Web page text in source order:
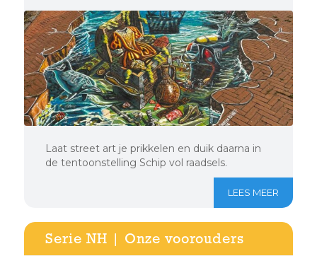
Laat street art je prikkelen en duik daarna in
de tentoonstelling Schip vol raadsels.
LEES MEER
Serie NH | Onze voorouders